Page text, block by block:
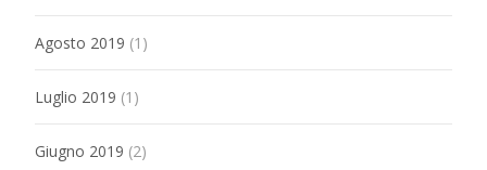
Agosto 2019 (1)
Luglio 2019 (1)
Giugno 2019 (2)